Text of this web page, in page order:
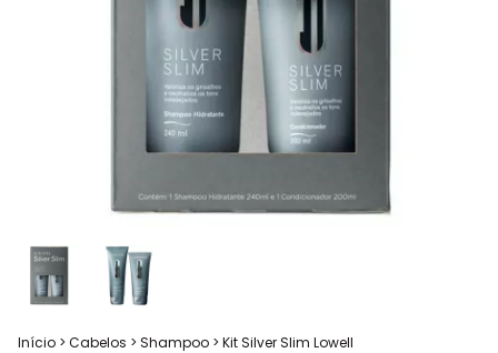
Início > Cabelos > Shampoo > Kit Silver Slim Lowell